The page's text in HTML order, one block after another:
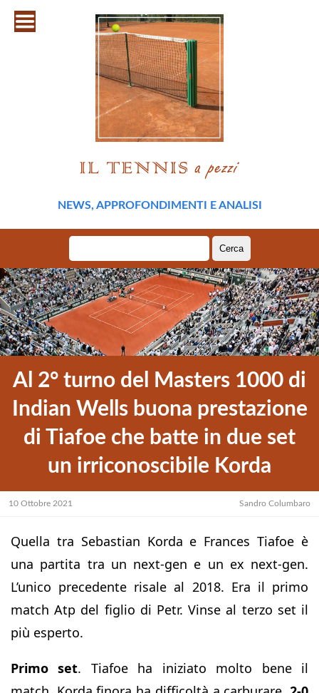
NEWS, APPROFONDIMENTI E ANALISI
per:
Al 2° turno del Masters 1000 di
Indian Wells buona prestazione
di Tiafoe che batte in due set
un irriconoscibile Korda
10 Ottobre 2021 Sandro Columbaro
Quella tra Sebastian Korda e Frances Tiafoe è
una partita tra un next-gen e un ex next-gen.
L’unico precedente risale al 2018. Era il primo
match Atp del figlio di Petr. Vinse al terzo set il
più esperto.
Primo set. Tiafoe ha iniziato molto bene il